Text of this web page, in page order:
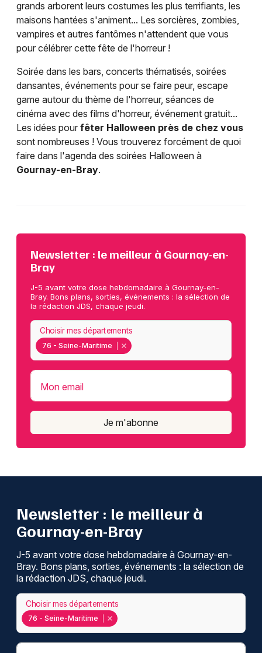
grands arborent leurs costumes les plus terrifiants, les
maisons hantées s'animent... Les sorcières, zombies,
vampires et autres fantômes n'attendent que vous
pour célébrer cette fête de l'horreur !
Soirée dans les bars, concerts thématisés, soirées
dansantes, événements pour se faire peur, escape
game autour du thème de l'horreur, séances de
cinéma avec des films d'horreur, événement gratuit...
Les idées pour fêter Halloween près de chez vous
sont nombreuses ! Vous trouverez forcément de quoi
faire dans l'agenda des soirées Halloween à
Gournay-en-Bray.
Newsletter : le meilleur à Gournay-en-
Bray
J-5 avant votre dose hebdomadaire à Gournay-en-
Bray. Bons plans, sorties, événements : la sélection de
la rédaction JDS, chaque jeudi.
76 - Seine-Maritime
Choisir mes départements
Mon email
Je m'abonne
Newsletter : le meilleur à
Gournay-en-Bray
J-5 avant votre dose hebdomadaire à Gournay-en-
Bray. Bons plans, sorties, événements : la sélection de
la rédaction JDS, chaque jeudi.
76 - Seine-Maritime
Choisir mes départements